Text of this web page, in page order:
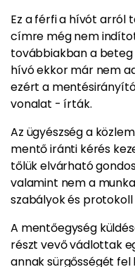
Ez a férfi a hívót arról
címre még nem
továbbiakban a
hívó ekkor már nem
ezért a
vonalat - írták.
Az ügyészség a
mentő iránti kérés
tőlük elvárható
valamint nem a
szabályok és
A mentőegység
részt vevő vádlottak
annak sürgősségét